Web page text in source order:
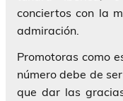
conciertos con la
admiración.
Promotoras como
número debe de
que dar las